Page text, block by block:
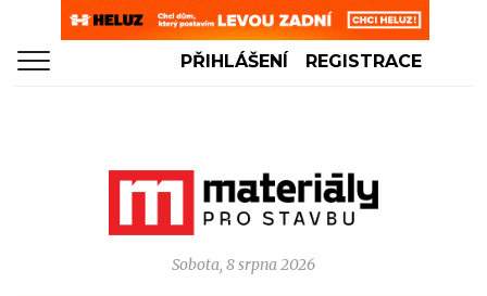
PŘIHLÁŠENÍ REGISTRACE
Sobota, 8 srpna 2026